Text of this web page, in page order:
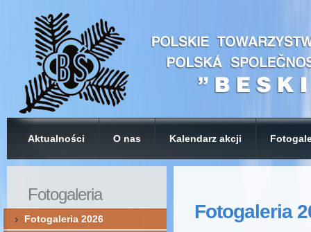
Aktualności O nas Kalendarz akcji
Fotogaleria
Fotogaleria
Fotogaleria 2026